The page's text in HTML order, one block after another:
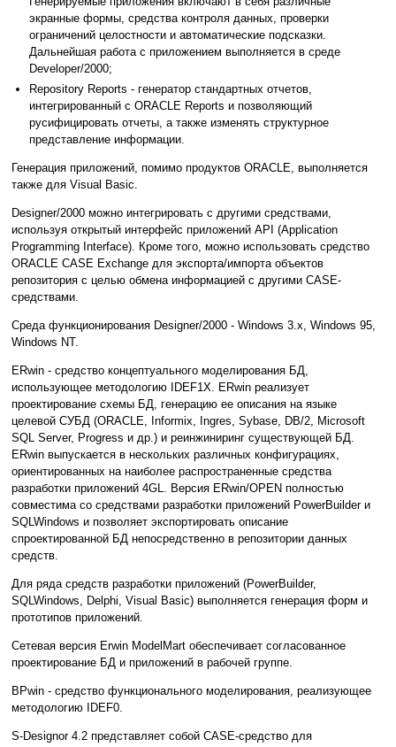
экранные формы, средства контроля данных, проверки
ограничений целостности и автоматические подсказки.
Дальнейшая работа с приложением выполняется в среде
Developer/2000;
Repository Reports - генератор стандартных отчетов,
интегрированный с ORACLE Reports и позволяющий
русифицировать отчеты, а также изменять структурное
представление информации.
Генерация приложений, помимо продуктов ORACLE, выполняется
также для Visual Basic.
Designer/2000 можно интегрировать с другими средствами,
используя открытый интерфейс приложений API (Application
Programming Interface). Кроме того, можно использовать средство
ORACLE CASE Exchange для экспорта/импорта объектов
репозитория с целью обмена информацией с другими CASE-
средствами.
Среда функционирования Designer/2000 - Windows 3.x, Windows 95,
Windows NT.
ERwin - средство концептуального моделирования БД,
использующее методологию IDEF1X. ERwin реализует
проектирование схемы БД, генерацию ее описания на языке
целевой СУБД (ORACLE, Informix, Ingres, Sybase, DB/2, Microsoft
SQL Server, Progress и др.) и реинжиниринг существующей БД.
ERwin выпускается в нескольких различных конфигурациях,
ориентированных на наиболее распространенные средства
разработки приложений 4GL. Версия ERwin/OPEN полностью
совместима со средствами разработки приложений PowerBuilder и
SQLWindows и позволяет экспортировать описание
спроектированной БД непосредственно в репозитории данных
средств.
Для ряда средств разработки приложений (PowerBuilder,
SQLWindows, Delphi, Visual Basic) выполняется генерация форм и
прототипов приложений.
Сетевая версия Erwin ModelMart обеспечивает согласованное
проектирование БД и приложений в рабочей группе.
BPwin - средство функционального моделирования, реализующее
методологию IDEF0.
S-Designor 4.2 представляет собой CASE-средство для